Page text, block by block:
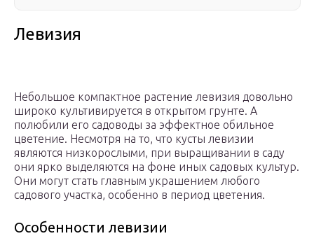
Левизия
Небольшое компактное растение левизия довольно
широко культивируется в открытом грунте. А
полюбили его садоводы за эффектное обильное
цветение. Несмотря на то, что кусты левизии
являются низкорослыми, при выращивании в саду
они ярко выделяются на фоне иных садовых культур.
Они могут стать главным украшением любого
садового участка, особенно в период цветения.
Особенности левизии